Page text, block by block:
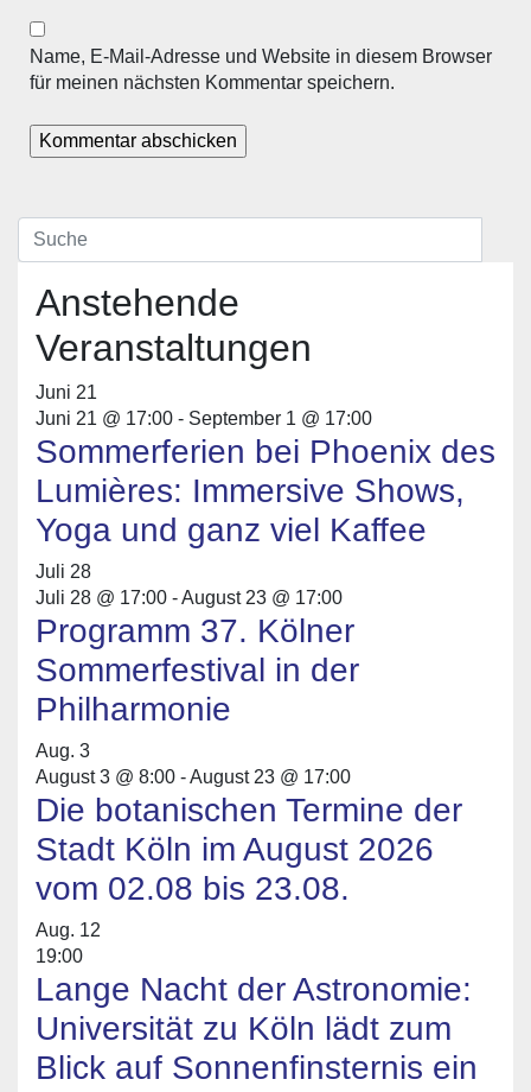
Name, E-Mail-Adresse und Website in diesem Browser
für meinen nächsten Kommentar speichern.
Anstehende
Veranstaltungen
Juni 21
Juni 21 @ 17:00 - September 1 @ 17:00
Sommerferien bei Phoenix des
Lumières: Immersive Shows,
Yoga und ganz viel Kaffee
Juli 28
Juli 28 @ 17:00 -August 23 @ 17:00
Programm 37. Kölner
Sommerfestival in der
Philharmonie
Aug. 3
August 3 @ 8:00 -August 23 @ 17:00
Die botanischen Termine der
Stadt Köln im August 2026
vom 02.08 bis 23.08.
Aug. 12
19:00
Lange Nacht der Astronomie:
Universität zu Köln lädt zum
Blick auf Sonnenfinsternis ein